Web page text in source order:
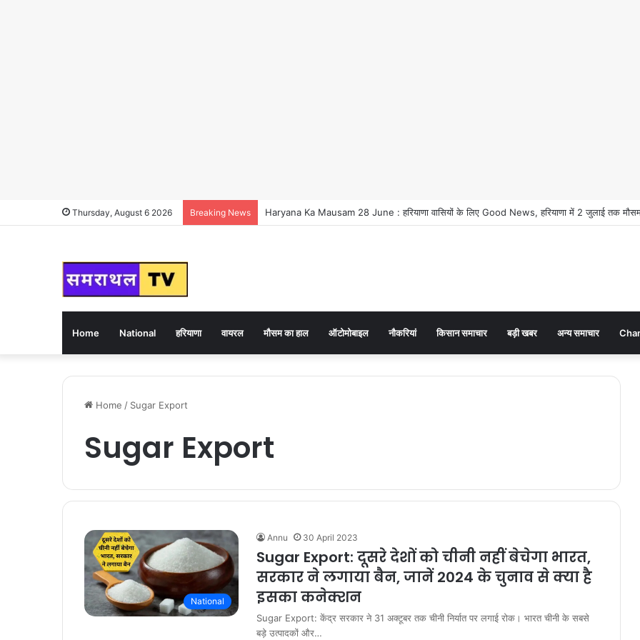
Thursday, August 6 2026 Breaking News Haryana Ka Mausam 28 June : हरियाणा वासियों के लिए Good News, हरियाणा में 2 जुलाई तक मौसम
Home National हरियाणा वायरल मौसम का हाल ऑटोमोबाइल नौकरियां किसान समाचार बड़ी खबर अन्य समाचार
Home / Sugar Export
Sugar Export
National
Annu 30 April 2023
Sugar Export: दूसरे देशों को चीनी नहीं बेचेगा भारत,
सरकार ने लगाया बैन, जानें 2024 के चुनाव से क्या है
इसका कनेक्शन
Sugar Export: केंद्र सरकार ने 31 अक्टूबर तक चीनी निर्यात पर लगाई रोक। भारत चीनी के सबसे
बड़े उत्पादकों और…